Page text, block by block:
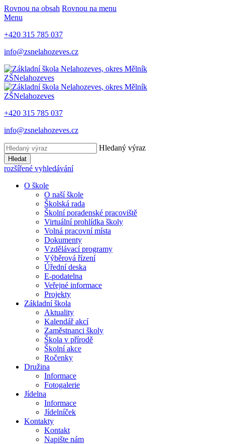
Rovnou na obsah Rovnou na menu
Menu
+420 315 785 037
info@zsnelahozeves.cz
ZŠNelahozeves
ZŠNelahozeves
+420 315 785 037
info@zsnelahozeves.cz
Hledaný výraz
Hledat
rozšířené vyhledávání
O škole
O naší škole
Školská rada
Školní poradenské pracoviště
Virtuální prohlídka školy
Volná pracovní místa
Dokumenty
Vzdělávací programy
Výběrová řízení
Úřední deska
E-podatelna
Veřejné informace
Projekty
Základní škola
Aktuality
Kalendář akcí
Zaměstnanci školy
Škola v přírodě
Školní akce
Ročenky
Družina
Informace
Fotogalerie
Jídelna
Informace
Jídelníček
Kontakty
Kontakt
Napište nám